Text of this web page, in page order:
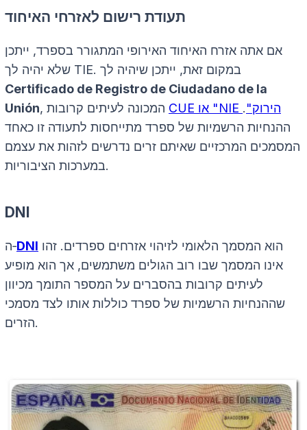
תעודת רישום לאזרחי האיחוד
אם אתה אזרח האיחוד האירופי המתגורר בספרד, ייתכן
שלא יהיה לך TIE. במקום זאת, ייתכן שיהיה לך
Certificado de Registro de Ciudadano de la
Unión
CUE או "NIE הירוק".
ההנחיות הרשמיות של ספרד מתייחסות לתעודה זו כאחד
המסמכים המרכזיים שאיתם זרים נדרשים לזהות את עצמם
במערכות הציבוריות.
DNI
ה‑DNI
אינו המסמך שבו רוב הגולים משתמשים, אך הוא מופיע
לעיתים קרובות בהסברים על המספר התומך מכיוון
שההנחיות הרשמיות של ספרד כוללות אותו לצד מסמכי
הזרים.